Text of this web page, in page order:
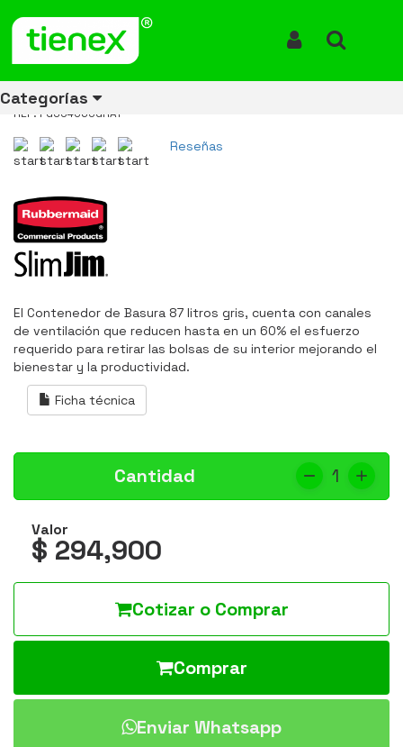
Categorías
Contenedor Slim Jim ® 87 litros Gris FG354060GRAY
Contenedor Slim Jim ® 87 litros
Gris FG354060GRAY
REF: FG354060GRAY
Reseñas
El Contenedor de Basura 87 litros gris, cuenta con canales
de ventilación que reducen hasta en un 60% el esfuerzo
requerido para retirar las bolsas de su interior mejorando el
bienestar y la productividad.
Ficha técnica
Cantidad 1
Valor
$ 294,900
Cotizar o Comprar
Comprar
Enviar Whatsapp
los
productos
ENERGÍA
los
productos
CANECAS
DE
los
productos
RUBBERMAID
los
productos
EQUIPOS
DE
los
productos
MANEJO
DE
los
productos
AIRE
LIBRE
los
productos
ACCESORIOS
PARA